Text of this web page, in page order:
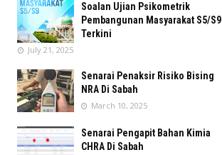
Soalan Ujian Psikometrik
Pembangunan Masyarakat S5/S9
Terkini
July 21, 2025
Senarai Penaksir Risiko Bising
NRA Di Sabah
March 10, 2025
Senarai Pengapit Bahan Kimia
CHRA Di Sabah